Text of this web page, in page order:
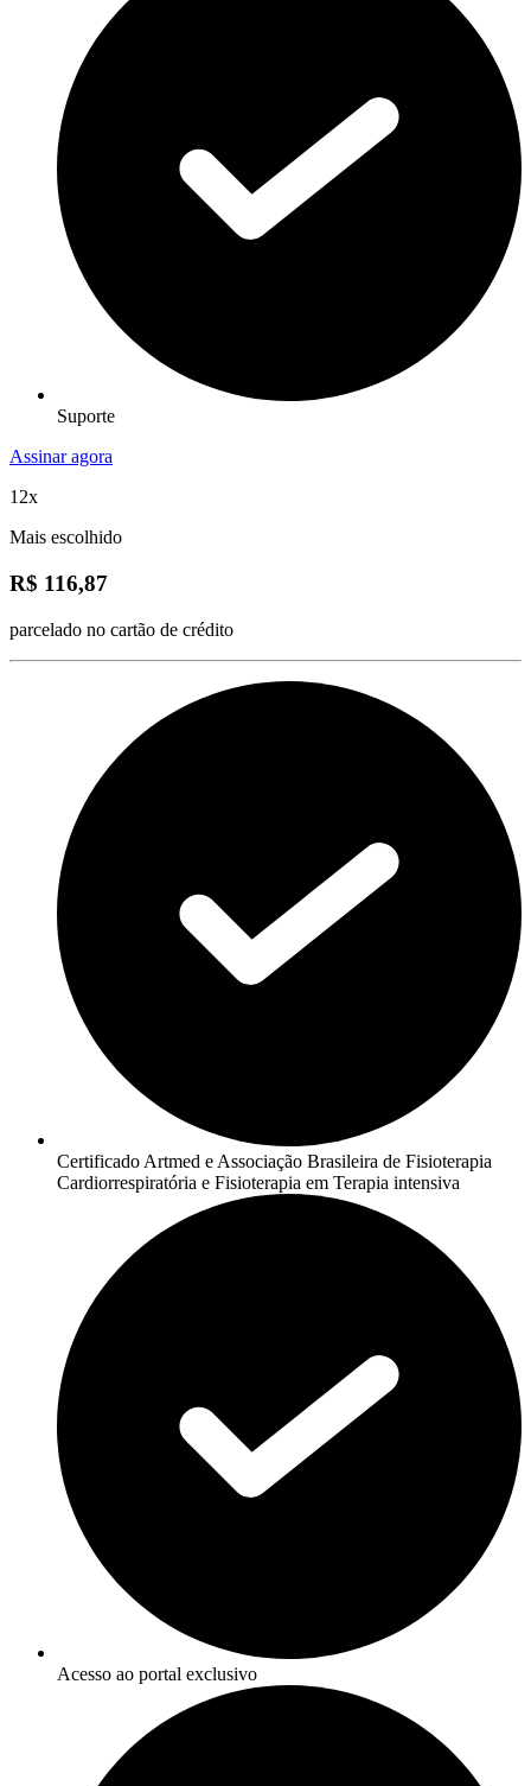
Suporte
Assinar agora
12x
Mais escolhido
R$ 116,87
parcelado no cartão de crédito
Certificado Artmed e Associação Brasileira de Fisioterapia
Cardiorrespiratória e Fisioterapia em Terapia intensiva
Acesso ao portal exclusivo